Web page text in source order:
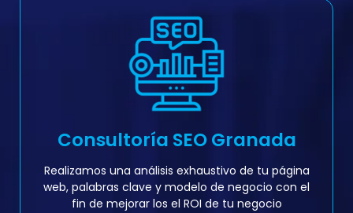
Consultoría SEO Granada
Realizamos una análisis exhaustivo de tu página
web, palabras clave y modelo de negocio con el
fin de mejorar los el ROI de tu negocio